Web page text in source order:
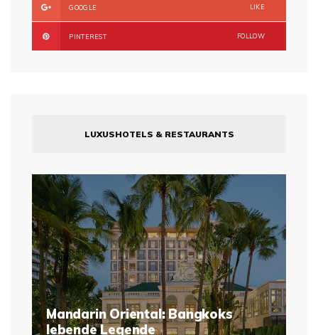
GOOGLE LIKE
PINTEREST FOLLOW
LUXUSHOTELS & RESTAURANTS
Mandarin Oriental: Bangkoks
lebende Legende